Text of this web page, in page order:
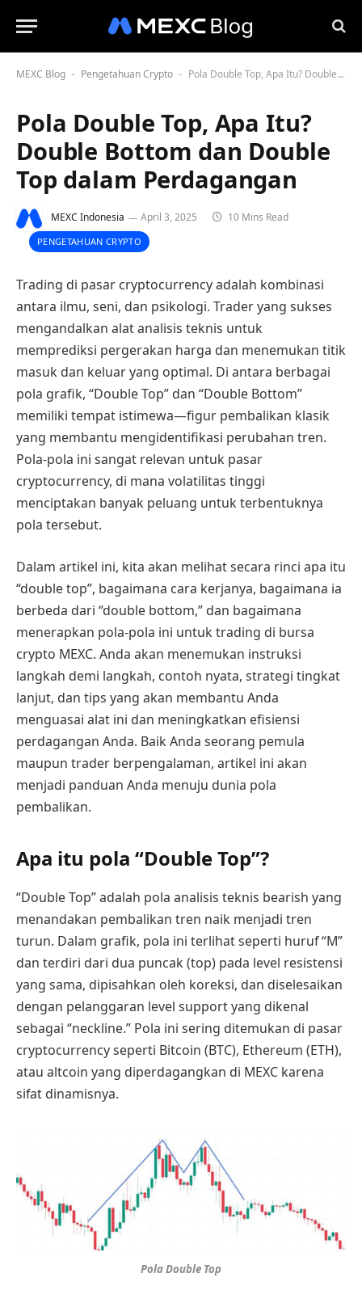
MEXC Blog - Pengetahuan Crypto - Pola Double Top, Apa Itu? Double Bottom dan Double Top dalam Perdagangan
Pola Double Top, Apa Itu?
Double Bottom dan Double
Top dalam Perdagangan
MEXC Indonesia April 3, 2025 10 Mins Read
PENGETAHUAN CRYPTO
Trading di pasar cryptocurrency adalah kombinasi
antara ilmu, seni, dan psikologi. Trader yang sukses
mengandalkan alat analisis teknis untuk
memprediksi pergerakan harga dan menemukan titik
masuk dan keluar yang optimal. Di antara berbagai
pola grafik, “Double Top” dan “Double Bottom”
memiliki tempat istimewa—figur pembalikan klasik
yang membantu mengidentifikasi perubahan tren.
Pola-pola ini sangat relevan untuk pasar
cryptocurrency, di mana volatilitas tinggi
menciptakan banyak peluang untuk terbentuknya
pola tersebut.
Dalam artikel ini, kita akan melihat secara rinci apa itu
“double top”, bagaimana cara kerjanya, bagaimana ia
berbeda dari “double bottom,” dan bagaimana
menerapkan pola-pola ini untuk trading di bursa
crypto MEXC. Anda akan menemukan instruksi
langkah demi langkah, contoh nyata, strategi tingkat
lanjut, dan tips yang akan membantu Anda
menguasai alat ini dan meningkatkan efisiensi
perdagangan Anda. Baik Anda seorang pemula
maupun trader berpengalaman, artikel ini akan
menjadi panduan Anda menuju dunia pola
pembalikan.
Apa itu pola “Double Top”?
“Double Top” adalah pola analisis teknis bearish yang
menandakan pembalikan tren naik menjadi tren
turun. Dalam grafik, pola ini terlihat seperti huruf “M”
dan terdiri dari dua puncak (top) pada level resistensi
yang sama, dipisahkan oleh koreksi, dan diselesaikan
dengan pelanggaran level support yang dikenal
sebagai “neckline.” Pola ini sering ditemukan di pasar
cryptocurrency seperti Bitcoin (BTC), Ethereum (ETH),
atau altcoin yang diperdagangkan di MEXC karena
sifat dinamisnya.
Pola Double Top